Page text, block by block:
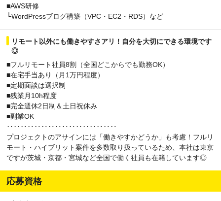
■AWS研修
└WordPressブログ構築（VPC・EC2・RDS）など
リモート以外にも働きやすさアリ！自分を大切にできる環境です
◎
■フルリモート社員8割（全国どこからでも勤務OK）
■在宅手当あり（月1万円程度）
■定期面談は選択制
■残業月10h程度
■完全週休2日制＆土日祝休み
■副業OK
‥‥‥‥‥‥‥‥‥‥‥‥‥‥‥‥
プロジェクトのアサインには「働きやすかどうか」も考慮！フルリ
モート・ハイブリット案件を多数取り扱っているため、本社は東京
ですが茨城・京都・宮城など全国で働く社員も在籍しています◎
応募資格